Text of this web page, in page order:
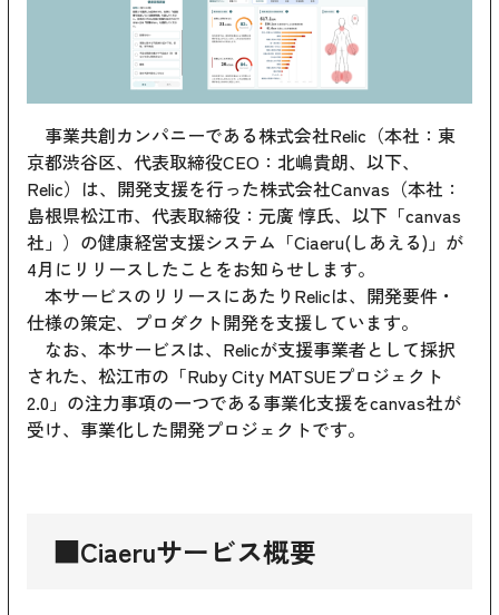
事業共創カンパニーである株式会社Relic（本社：東
京都渋谷区、代表取締役CEO：北嶋貴朗、以下、
Relic）は、開発支援を行った株式会社Canvas（本社：
島根県松江市、代表取締役：元廣 惇氏、以下「canvas
社」）の健康経営支援システム「Ciaeru(しあえる)」が
4月にリリースしたことをお知らせします。
本サービスのリリースにあたりRelicは、開発要件・
仕様の策定、プロダクト開発を支援しています。
なお、本サービスは、Relicが支援事業者として採択
された、松江市の「Ruby City MATSUEプロジェクト
2.0」の注力事項の一つである事業化支援をcanvas社が
受け、事業化した開発プロジェクトです。
■Ciaeruサービス概要